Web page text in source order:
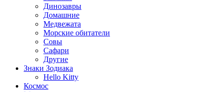
Динозавры
Домашние
Медвежата
Морские обитатели
Совы
Сафари
Другие
Знаки Зодиака
Hello Kitty
Космос